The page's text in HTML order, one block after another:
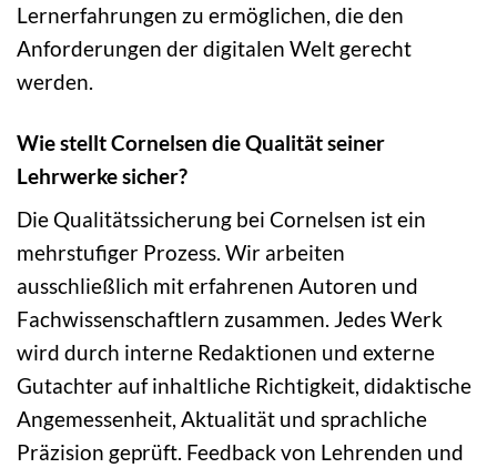
Lernerfahrungen zu ermöglichen, die den
Anforderungen der digitalen Welt gerecht
werden.
Wie stellt Cornelsen die Qualität seiner
Lehrwerke sicher?
Die Qualitätssicherung bei Cornelsen ist ein
mehrstufiger Prozess. Wir arbeiten
ausschließlich mit erfahrenen Autoren und
Fachwissenschaftlern zusammen. Jedes Werk
wird durch interne Redaktionen und externe
Gutachter auf inhaltliche Richtigkeit, didaktische
Angemessenheit, Aktualität und sprachliche
Präzision geprüft. Feedback von Lehrenden und